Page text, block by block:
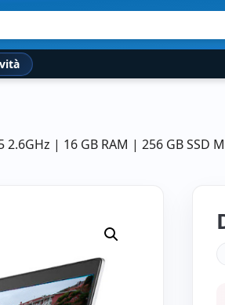
| 16 GB RAM | 256 GB SSD